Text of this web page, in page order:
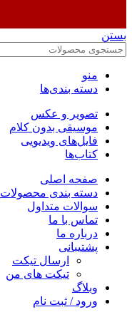
بستن
منو
دسته بندی‌ها
تصویر و عکس
موسیقی بدون کلام
فایل‌های ویدیویی
کتاب‌ها
صفحه اصلی
دسته بندی محصولات
سوالات متداول
تماس با ما
درباره ما
پشتیبانی
ارسال تیکت
تیکت های من
وبلاگ
ورود / ثبت نام